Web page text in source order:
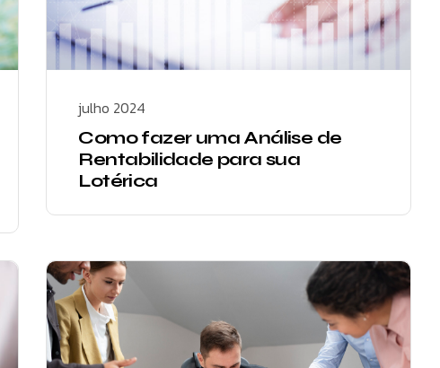
julho 2024
Como fazer uma Análise de
Rentabilidade para sua
Lotérica